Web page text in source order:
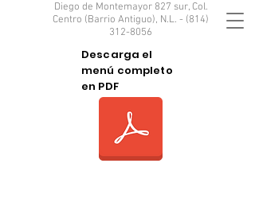
Diego de Montemayor 827 sur, Col.
Centro (Barrio Antiguo), N.L. - (814)
312-8056
Descarga el
menú completo
en PDF